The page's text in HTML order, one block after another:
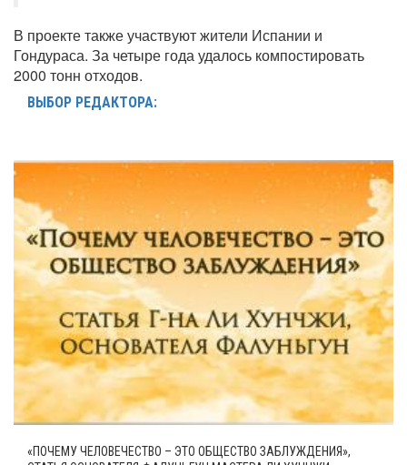
В проекте также участвуют жители Испании и
Гондураса. За четыре года удалось компостировать
2000 тонн отходов.
ВЫБОР РЕДАКТОРА:
«ПОЧЕМУ ЧЕЛОВЕЧЕСТВО – ЭТО ОБЩЕСТВО ЗАБЛУЖДЕНИЯ»,